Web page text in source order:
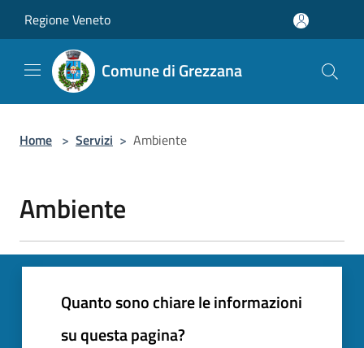
Regione Veneto
Comune di Grezzana
Home > Servizi > Ambiente
Ambiente
Quanto sono chiare le informazioni
su questa pagina?